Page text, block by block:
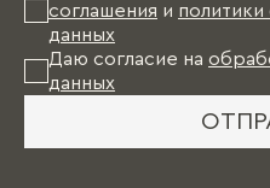
соглашения и
данных
Даю согласие на
данных